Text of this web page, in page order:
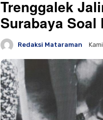
Trenggalek
Surabaya
Redaksi Mataraman